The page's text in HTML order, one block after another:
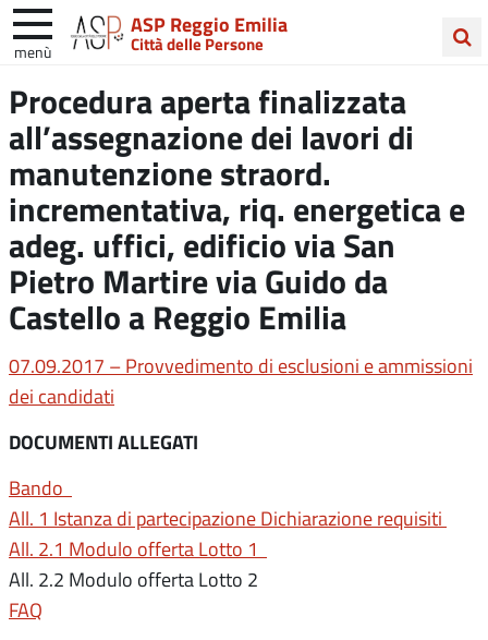
ASP Reggio Emilia
Città delle Persone
menù
nel
sito
Procedura aperta finalizzata
all’assegnazione dei lavori di
manutenzione straord.
incrementativa, riq. energetica e
adeg. uffici, edificio via San
Pietro Martire via Guido da
Castello a Reggio Emilia
07.09.2017 – Provvedimento di esclusioni e ammissioni
dei candidati
DOCUMENTI ALLEGATI
Bando
All. 1 Istanza di partecipazione Dichiarazione requisiti
All. 2.1 Modulo offerta Lotto 1
All. 2.2 Modulo offerta Lotto 2
FAQ